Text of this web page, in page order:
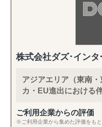
株式会社ダズ･イン
アジアエリア（東南
カ・EU進出における
ご利用企業からの評価
※ご利用企業から集めた評価をも